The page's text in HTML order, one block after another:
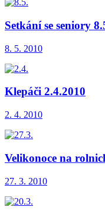
Setkání se seniory
8. 5. 2010
Klepáči 2.4.2010
2. 4. 2010
Velikonoce na
27. 3. 2010